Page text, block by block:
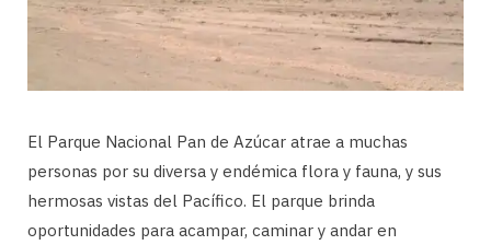
El Parque Nacional Pan de Azúcar atrae a muchas
personas por su diversa y endémica flora y fauna, y sus
hermosas vistas del Pacífico. El parque brinda
oportunidades para acampar, caminar y andar en